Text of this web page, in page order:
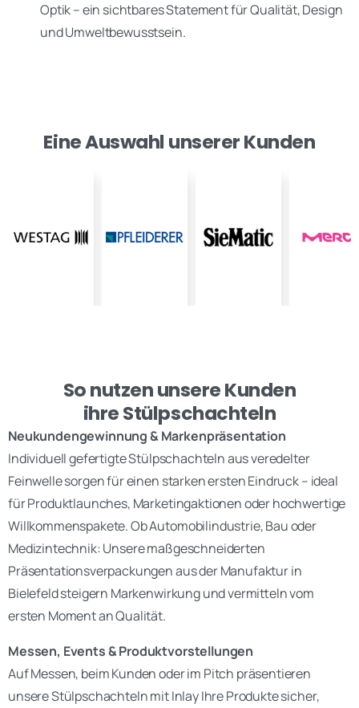
Optik – ein sichtbares Statement für Qualität, Design
und Umweltbewusstsein.
Eine Auswahl unserer Kunden
So nutzen unsere Kunden
ihre Stülpschachteln
Neukundengewinnung & Markenpräsentation
Individuell gefertigte Stülpschachteln aus veredelter
Feinwelle sorgen für einen starken ersten Eindruck – ideal
für Produktlaunches, Marketingaktionen oder hochwertige
Willkommenspakete. Ob Automobilindustrie, Bau oder
Medizintechnik: Unsere maßgeschneiderten
Präsentationsverpackungen aus der Manufaktur in
Bielefeld steigern Markenwirkung und vermitteln vom
ersten Moment an Qualität.
Messen, Events & Produktvorstellungen
Auf Messen, beim Kunden oder im Pitch präsentieren
unsere Stülpschachteln mit Inlay Ihre Produkte sicher,